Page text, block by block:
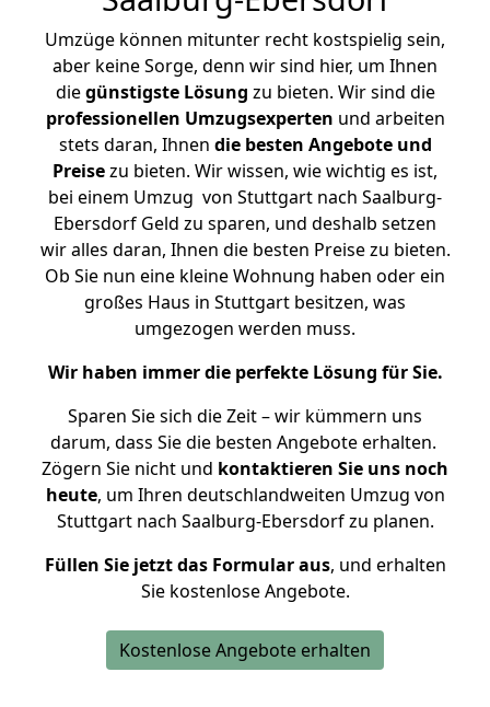
Umzüge können mitunter recht kostspielig sein,
aber keine Sorge, denn wir sind hier, um Ihnen
diegünstigste Lösung zu bieten. Wir sind die
professionellen Umzugsexperten und arbeiten
stets daran, Ihnen die besten Angebote und
Preisezu bieten. Wir wissen, wie wichtig es ist,
bei einem Umzug von Stuttgart nach Saalburg-
Ebersdorf Geld zu sparen, und deshalb setzen
wir alles daran, Ihnen die besten Preise zu bieten.
Ob Sie nun eine kleine Wohnung haben oder ein
großes Haus in Stuttgart besitzen, was
umgezogen werden muss.
Wir haben immer die perfekte Lösung für Sie.
Sparen Sie sich die Zeit – wir kümmern uns
darum, dass Sie die besten Angebote erhalten.
Zögern Sie nicht und kontaktieren Sie uns noch
heute, um Ihren deutschlandweiten Umzug von
Stuttgart nach Saalburg-Ebersdorf zu planen.
Füllen Sie jetzt das Formular aus, und erhalten
Sie kostenlose Angebote.
Kostenlose Angebote erhalten